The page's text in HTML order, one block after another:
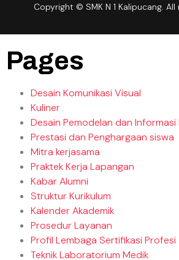
Copyright © SMK N 1 Kalipucang.
Pages
Desain Komunikasi Visual
Kuliner
Desain Pemodelan dan Informasi
Prestasi dan Penghargaan siswa
Mitra kerjasama
Praktek Kerja Lapangan
Kabar Alumni
Struktur Kurikulum
Kalender Akademik
Prosedur Layanan
Profil Lembaga Sertifikasi Profesi
Teknik Laboratorium Medik